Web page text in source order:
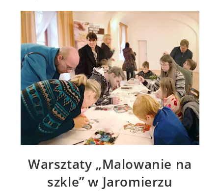
Aktualności
Warsztaty „Malowanie na
szkle” w Jaromierzu